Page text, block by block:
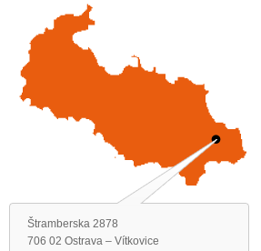
Štramberska 2878
706 02 Ostrava – Vítkovice